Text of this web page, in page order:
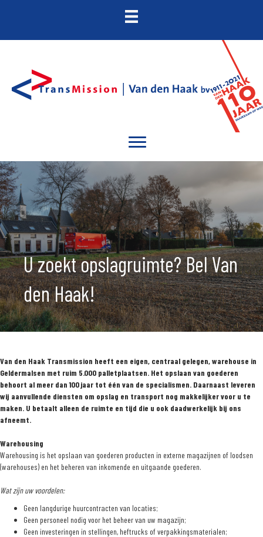
U zoekt opslagruimte? Bel Van
den Haak!
Van den Haak Transmission heeft een eigen, centraal gelegen, warehouse in
Geldermalsen met ruim 5.000 palletplaatsen. Het opslaan van goederen
behoort al meer dan 100 jaar tot één van de specialismen. Daarnaast leveren
wij aanvullende diensten om opslag en transport nog makkelijker voor u te
maken. U betaalt alleen de ruimte en tijd die u ook daadwerkelijk bij ons
afneemt.
Warehousing
Warehousing is het opslaan van goederen producten in externe magazijnen of loodsen
(warehouses) en het beheren van inkomende en uitgaande goederen.
Wat zijn uw voordelen:
Geen langdurige huurcontracten van locaties;
Geen personeel nodig voor het beheer van uw magazijn;
Geen investeringen in stellingen, heftrucks of verpakkingsmaterialen;